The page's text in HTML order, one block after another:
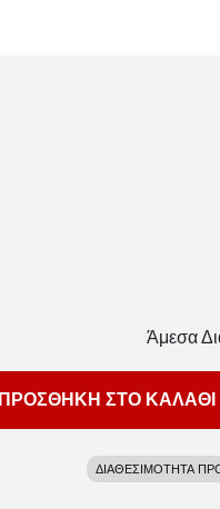
Άμεσα
ΠΡΟΣΘΗΚΗ ΣΤΟ ΚΑΛΑΘΙ
ΔΙΑΘΕΣΙΜΟΤΗΤΑ